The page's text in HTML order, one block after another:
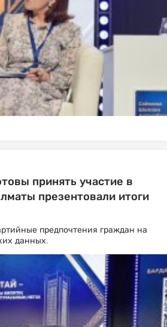
принять участие в
презентовали итоги
предпочтения граждан на
данных.